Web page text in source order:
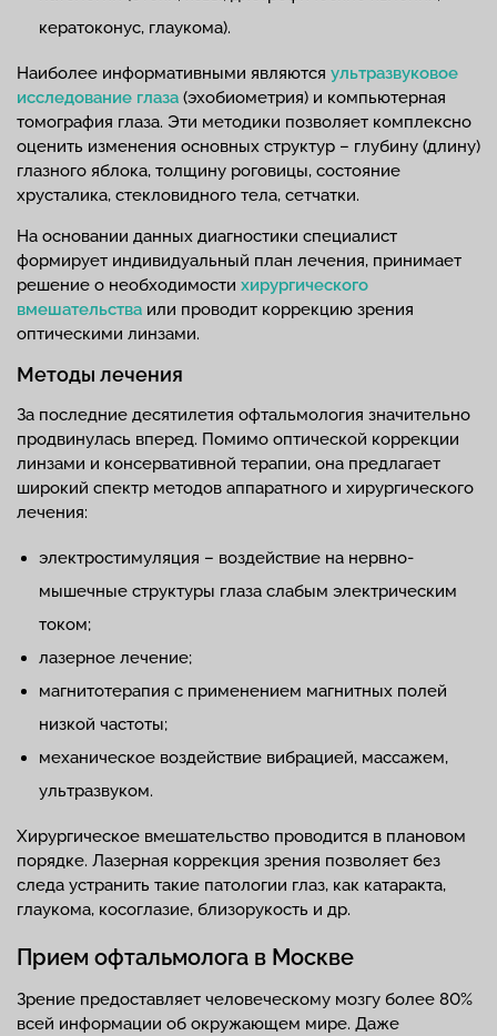
кератоконус, глаукома).
Наиболее информативными являются ультразвуковое
исследование глаза (эхобиометрия) и компьютерная
томография глаза. Эти методики позволяет комплексно
оценить изменения основных структур – глубину (длину)
глазного яблока, толщину роговицы, состояние
хрусталика, стекловидного тела, сетчатки.
На основании данных диагностики специалист
формирует индивидуальный план лечения, принимает
решение о необходимости хирургического
вмешательства или проводит коррекцию зрения
оптическими линзами.
Методы лечения
За последние десятилетия офтальмология значительно
продвинулась вперед. Помимо оптической коррекции
линзами и консервативной терапии, она предлагает
широкий спектр методов аппаратного и хирургического
лечения:
электростимуляция – воздействие на нервно-
мышечные структуры глаза слабым электрическим
током;
лазерное лечение;
магнитотерапия с применением магнитных полей
низкой частоты;
механическое воздействие вибрацией, массажем,
ультразвуком.
Хирургическое вмешательство проводится в плановом
порядке. Лазерная коррекция зрения позволяет без
следа устранить такие патологии глаз, как катаракта,
глаукома, косоглазие, близорукость и др.
Прием офтальмолога в Москве
Зрение предоставляет человеческому мозгу более 80%
всей информации об окружающем мире. Даже